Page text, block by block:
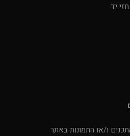
יד
ו/או התמונות באתר